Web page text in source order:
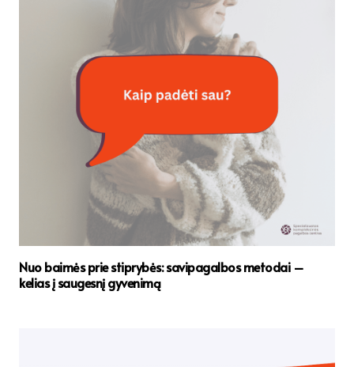
Nuo baimės prie stiprybės: savipagalbos metodai –
kelias į saugesnį gyvenimą